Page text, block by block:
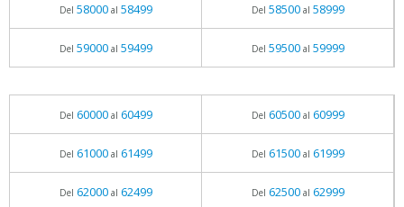
Del 58000al 58499 Del 58500al 58999
Del 59000al 59499 Del 59500al 59999
Del 60000al 60499 Del 60500al 60999
Del 61000al 61499 Del 61500al 61999
Del 62000al 62499 Del 62500al 62999